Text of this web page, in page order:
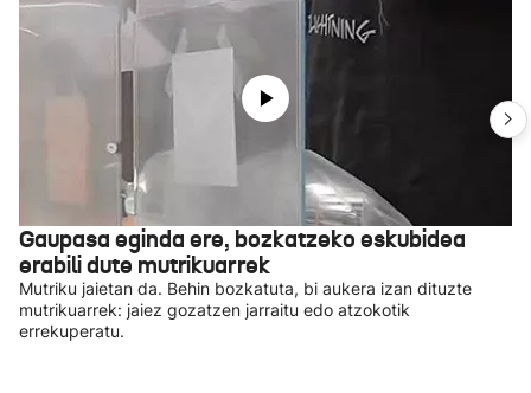
Gaupasa eginda ere, bozkatzeko eskubidea
erabili dute mutrikuarrek
Mutriku jaietan da. Behin bozkatuta, bi aukera izan dituzte
mutrikuarrek: jaiez gozatzen jarraitu edo atzokotik
errekuperatu.